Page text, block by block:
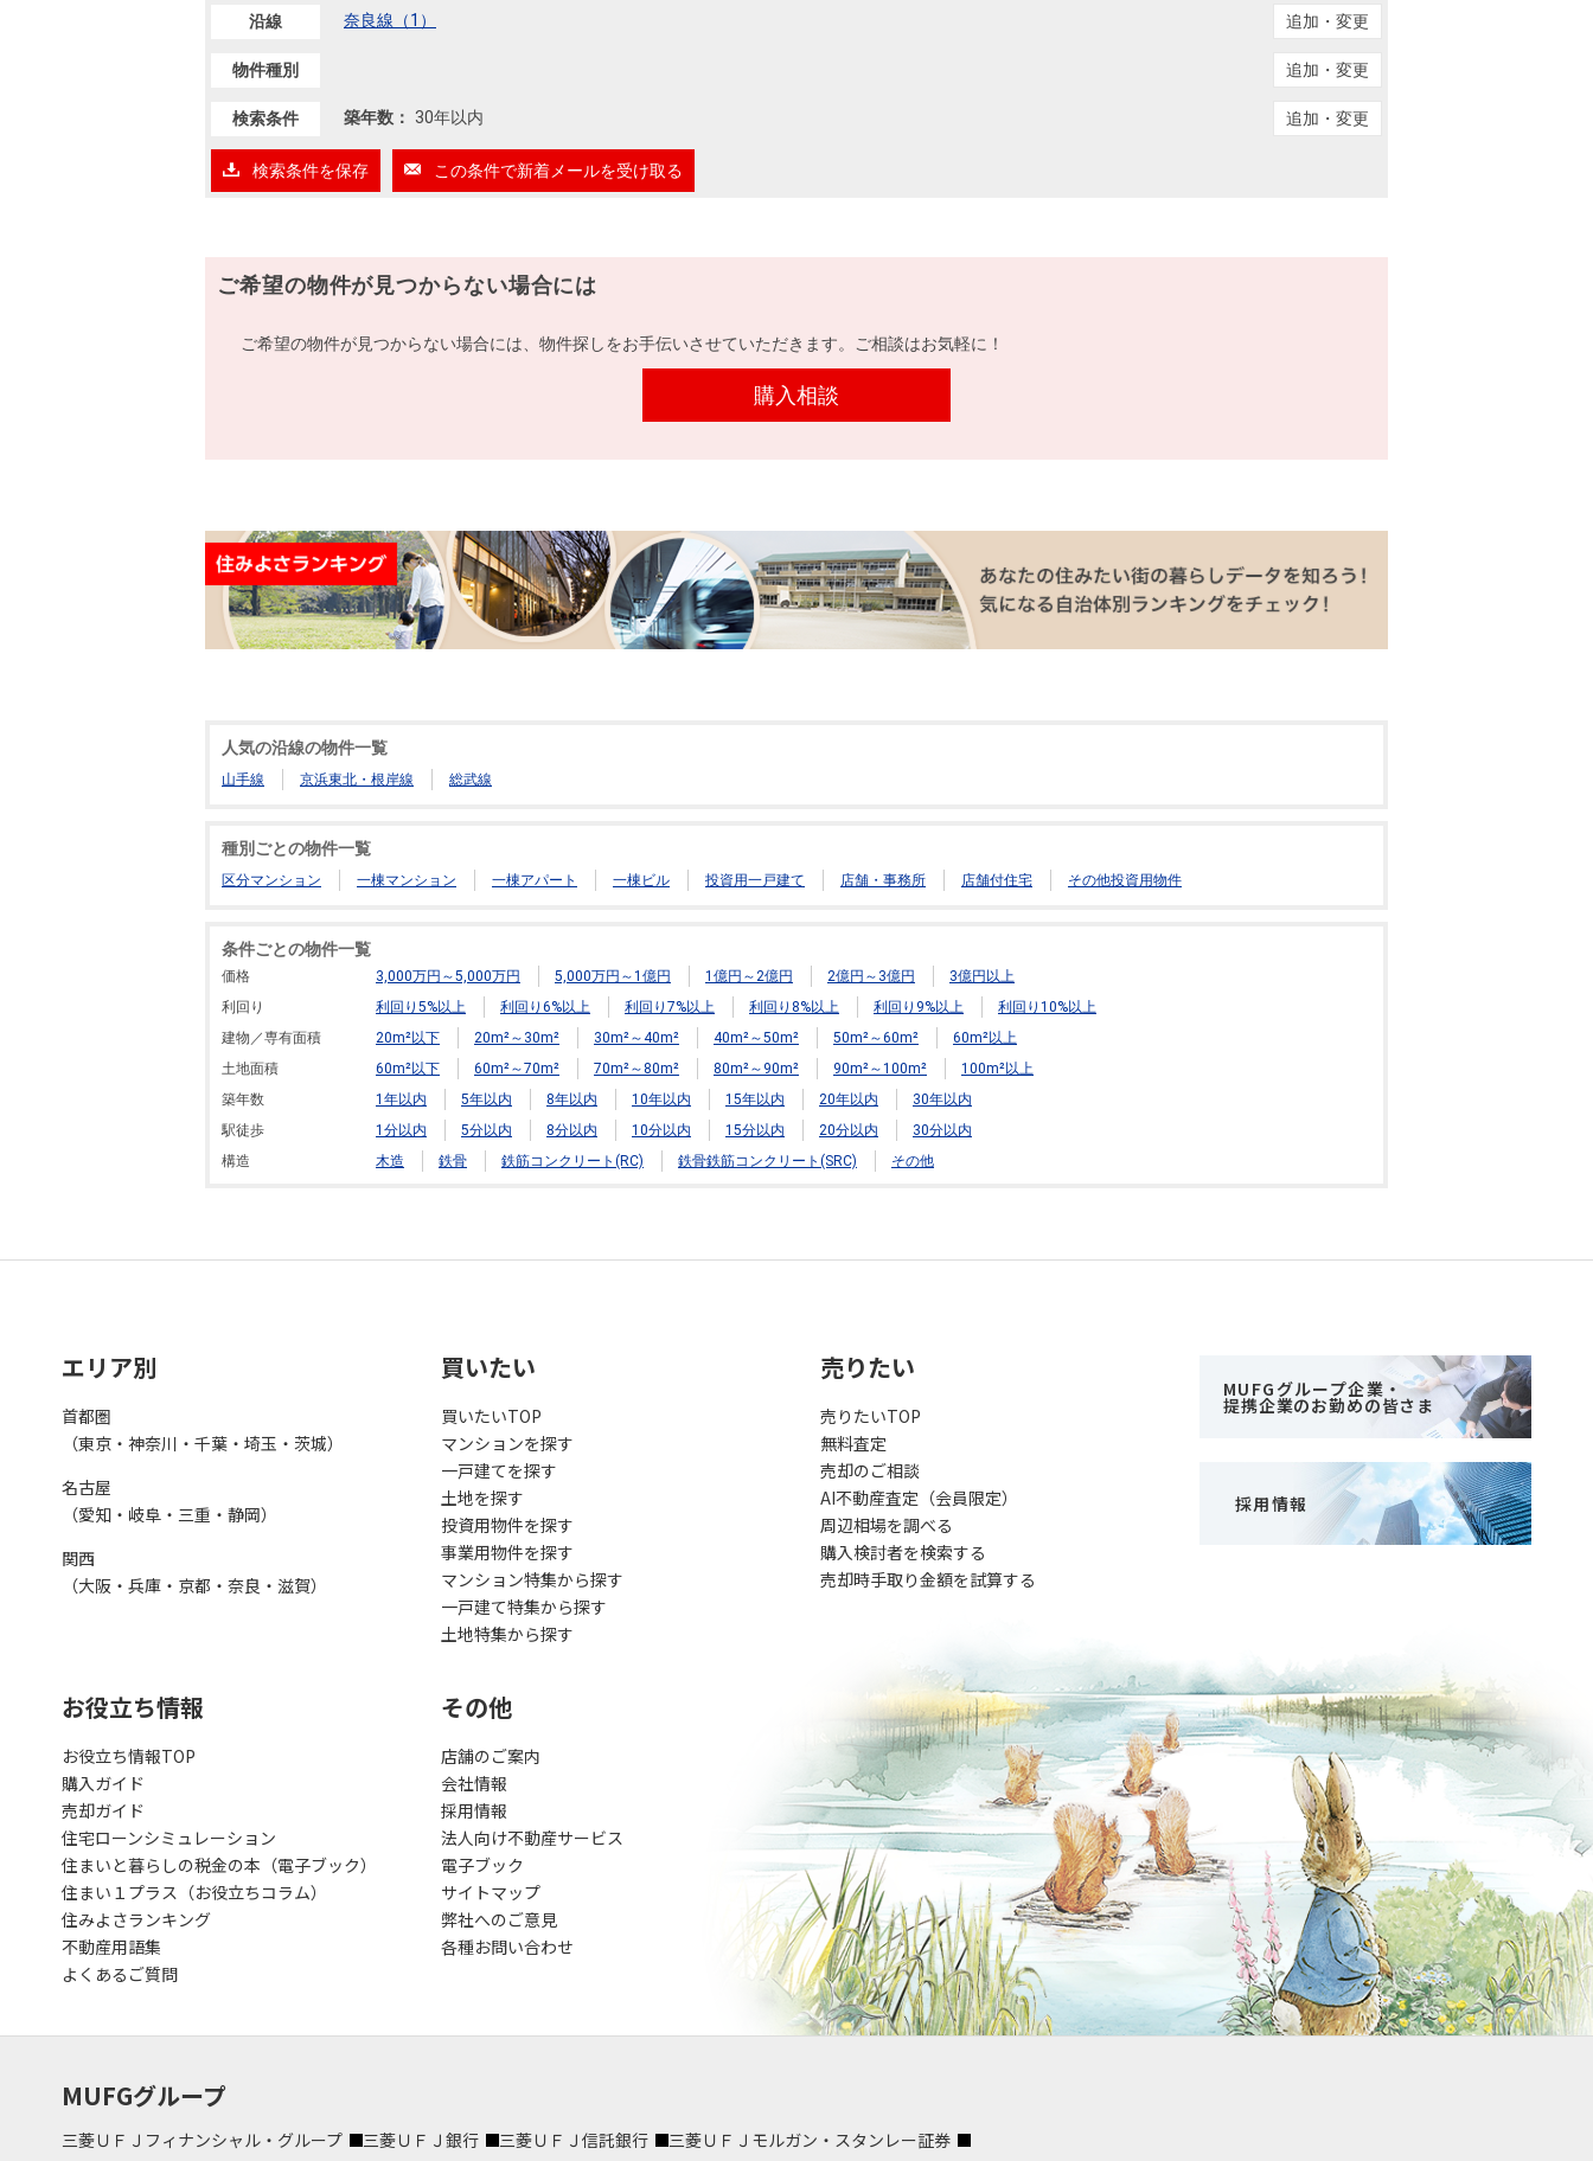
沿線 奈良線（1） 追加・変更
物件種別 追加・変更
検索条件 築年数： 30年以内 追加・変更
検索条件を保存 この条件で新着メールを受け取る
ご希望の物件が見つからない場合には
ご希望の物件が見つからない場合には、物件探しをお手伝いさせていただきます。ご相談はお気軽に！
購入相談
人気の沿線の物件一覧
山手線 京浜東北・根岸線 総武線
種別ごとの物件一覧
区分マンション 一棟マンション 一棟アパート 一棟ビル 投資用一戸建て 店舗・事務所 店舗付住宅 その他投資用物件
条件ごとの物件一覧
価格 3,000万円～5,000万円 5,000万円～1億円 1億円～2億円 2億円～3億円
3億円以上
利回り
利回り5%以上 利回り6%以上 利回り7%以上 利回り8%以上 利回り9%以上
利回り10%以上
建物／専有面積
20m²以下 20m²～30m² 30m²～40m² 40m²～50m² 50m²～60m²
60m²以上
土地面積
60m²以下 60m²～70m² 70m²～80m² 80m²～90m² 90m²～100m²
100m²以上
築年数
1年以内 5年以内 8年以内 10年以内 15年以内 20年以内
30年以内
駅徒歩
1分以内 5分以内 8分以内 10分以内 15分以内 20分以内
30分以内
構造
木造 鉄骨 鉄筋コンクリート(RC) 鉄骨鉄筋コンクリート(SRC) その他
エリア別
首都圏
（東京・神奈川・千葉・埼玉・茨城）
名古屋
（愛知・岐阜・三重・静岡）
関西
（大阪・兵庫・京都・奈良・滋賀）
買いたい
買いたいTOP
マンションを探す
一戸建てを探す
土地を探す
投資用物件を探す
事業用物件を探す
マンション特集から探す
一戸建て特集から探す
土地特集から探す
売りたい
売りたいTOP
無料査定
売却のご相談
AI不動産査定（会員限定）
周辺相場を調べる
購入検討者を検索する
売却時手取り金額を試算する
MUFGグループ企業・
提携企業のお勤めの皆さま
採用情報
お役立ち情報
お役立ち情報TOP
購入ガイド
売却ガイド
住宅ローンシミュレーション
住まいと暮らしの税金の本（電子ブック）
住まい１プラス（お役立ちコラム）
住みよさランキング
不動産用語集
よくあるご質問
その他
店舗のご案内
会社情報
採用情報
法人向け不動産サービス
電子ブック
サイトマップ
弊社へのご意見
各種お問い合わせ
MUFGグループ
三菱ＵＦＪフィナンシャル・グループ 三菱ＵＦＪ銀行 三菱ＵＦＪ信託銀行 三菱ＵＦＪモルガン・スタンレー証券